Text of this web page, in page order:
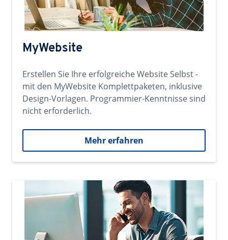
MyWebsite
Erstellen Sie Ihre erfolgreiche Website Selbst -
mit den MyWebsite Komplettpaketen, inklusive
Design-Vorlagen. Programmier-Kenntnisse sind
nicht erforderlich.
Mehr erfahren